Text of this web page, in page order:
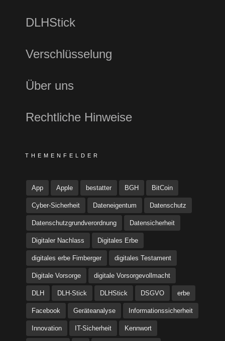
DLHStick
Verschlüsselung
Über uns
Rechtliche Hinweise
THEMENFELDER
App Apple bestatter BGH BitCoin
Cyber-Sicherheit Dateneigentum Datenschutz
Datenschutzgrundverordnung Datensicherheit
Digitaler Nachlass Digitales Erbe
digitales erbe Fimberger digitales Testament
Digitale Vorsorge digitale Vorsorgevollmacht
DLH DLH-Stick DLHStick DSGVO erbe
Facebook Geräteanalyse Informationssicherheit
Innovation IT-Sicherheit Kennwort